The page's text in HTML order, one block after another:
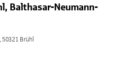
Balthasar-Neumann-
50321 Brühl